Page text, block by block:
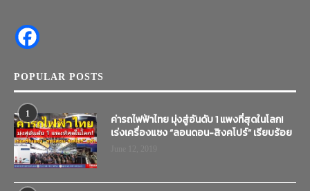
POPULAR POSTS
1
ค่ารถไฟฟ้าไทย มุ่งสู่อันดับ 1 แพงที่สุดในโลก!
เร่งเครื่องแซง “ลอนดอน-สิงคโปร์” เรียบร้อย